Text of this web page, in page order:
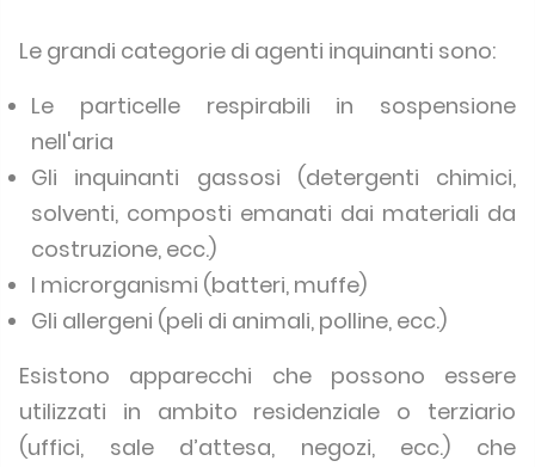
Le grandi categorie di agenti inquinanti sono:
Le particelle respirabili in sospensione
nell'aria
Gli inquinanti gassosi (detergenti chimici,
solventi, composti emanati dai materiali da
costruzione, ecc.)
I microrganismi (batteri, muffe)
Gli allergeni (peli di animali, polline, ecc.)
Esistono apparecchi che possono essere
utilizzati in ambito residenziale o terziario
(uffici, sale d’attesa, negozi, ecc.) che